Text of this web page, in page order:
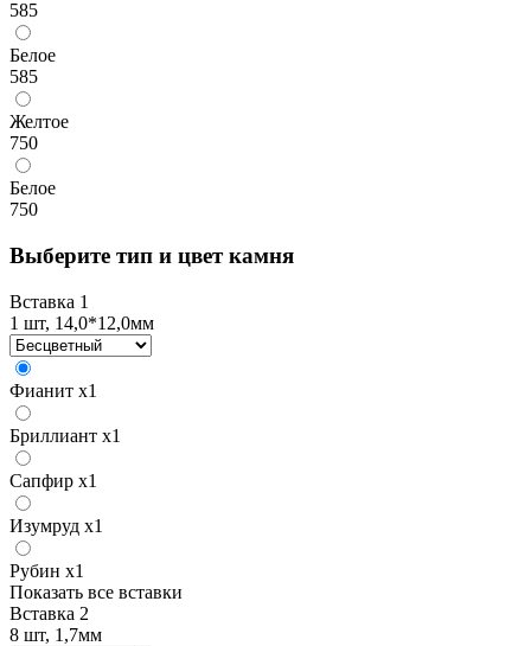
585
Белое
585
Желтое
750
Белое
750
Выберите тип и цвет камня
Вставка 1
1 шт, 14,0*12,0мм
Фианит x1
Бриллиант x1
Сапфир x1
Изумруд x1
Рубин x1
Показать все вставки
Вставка 2
8 шт, 1,7мм